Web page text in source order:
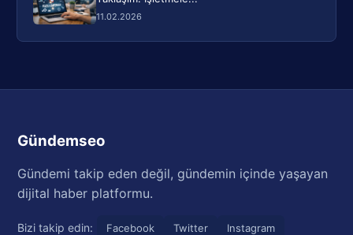
11.02.2026
Gündemseo
Gündemi takip eden değil, gündemin içinde yaşayan
dijital haber platformu.
Bizi takip edin: Facebook Twitter
Instagram